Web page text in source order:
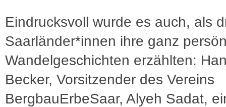
Eindrucksvoll wurde es auch, als
Saarländer*innen ihre ganz
Wandelgeschichten erzählten:
Becker, Vorsitzender des Vereins
BergbauErbeSaar, Alyeh Sadat,